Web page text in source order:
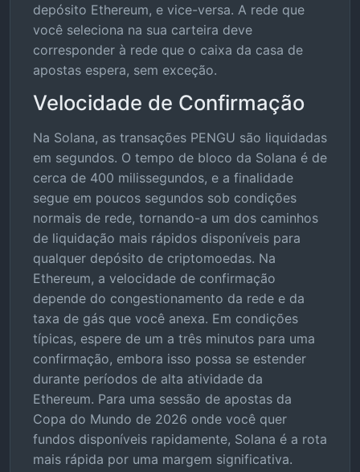
depósito Ethereum, e vice-versa. A rede que
você seleciona na sua carteira deve
corresponder à rede que o caixa da casa de
apostas espera, sem exceção.
Velocidade de Confirmação
Na Solana, as transações PENGU são liquidadas
em segundos. O tempo de bloco da Solana é de
cerca de 400 milissegundos, e a finalidade
segue em poucos segundos sob condições
normais de rede, tornando-a um dos caminhos
de liquidação mais rápidos disponíveis para
qualquer depósito de criptomoedas. Na
Ethereum, a velocidade de confirmação
depende do congestionamento da rede e da
taxa de gás que você anexa. Em condições
típicas, espere de um a três minutos para uma
confirmação, embora isso possa se estender
durante períodos de alta atividade da
Ethereum. Para uma sessão de apostas da
Copa do Mundo de 2026 onde você quer
fundos disponíveis rapidamente, Solana é a rota
mais rápida por uma margem significativa.